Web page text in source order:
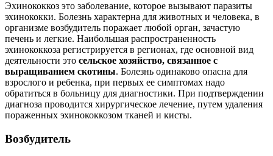
Эхинококкоз это заболевание, которое вызывают паразиты
эхинококки. Болезнь характерна для животных и человека, в
организме возбудитель поражает любой орган, зачастую
печень и легкие. Наибольшая распространенность
эхинококкоза регистрируется в регионах, где основной вид
деятельности это сельское хозяйство, связанное с
выращиванием скотины. Болезнь одинаково опасна для
взрослого и ребенка, при первых ее симптомах надо
обратиться в больницу для диагностики. При подтверждении
диагноза проводится хирургическое лечение, путем удаления
пораженных эхинококкозом тканей и кисты.
Возбудитель